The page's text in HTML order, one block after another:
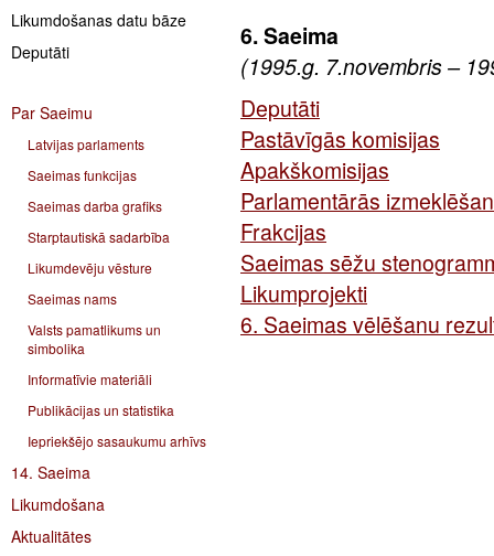
Likumdošanas datu bāze
Deputāti
Par Saeimu
Latvijas parlaments
Saeimas funkcijas
Saeimas darba grafiks
Starptautiskā sadarbība
Likumdevēju vēsture
Saeimas nams
Valsts pamatlikums un
simbolika
Informatīvie materiāli
Publikācijas un statistika
Iepriekšējo sasaukumu arhīvs
14. Saeima
Likumdošana
Aktualitātes
6. Saeima
(1995.g. 7.novembris –
Deputāti
Pastāvīgās komisijas
Apakškomisijas
Parlamentārās
Frakcijas
Saeimas sēžu
Likumprojekti
6. Saeimas vēlēšanu